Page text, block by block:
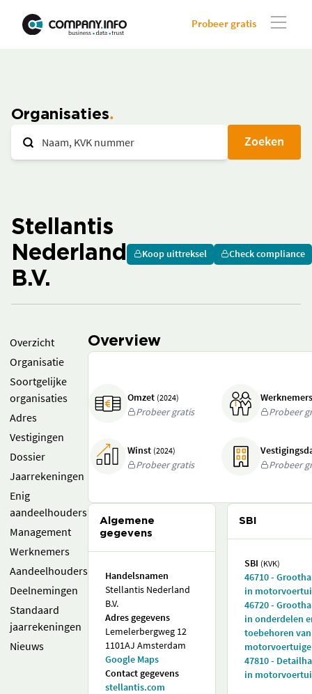
Probeer gratis
Organisaties
Zoeken
Stellantis
Nederland
B.V.
Koop uittreksel Check compliance
Overzicht
Organisatie
Soortgelijke
organisaties
Adres
Vestigingen
Dossier
Jaarrekeningen
Enig
aandeelhouders
Management
Werknemers
Aandeelhouders
Deelnemingen
Standaard
jaarrekeningen
Nieuws
Overview
Omzet (2024)
Probeer gratis
Probeer
Winst (2024)
Probeer gratis
Probeer
Algemene
gegevens
Handelsnamen
Stellantis Nederland
B.V.
Adres gegevens
Lemelerbergweg 12
1101AJ Amsterdam
Google Maps
Contact gegevens
stellantis.com
SBI
SBI (KVK)
46710 -
in
46720 -
in onderdelen
toebehoren van
47810 -
in